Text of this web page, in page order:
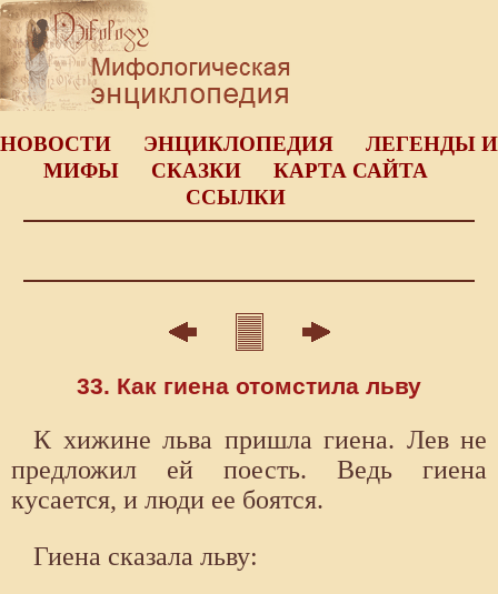
НОВОСТИ ЭНЦИКЛОПЕДИЯ
ЛЕГЕНДЫ И
МИФЫ
СКАЗКИ
КАРТА САЙТА
ССЫЛКИ
33. Как гиена отомстила льву
К хижине льва пришла гиена. Лев не
предложил ей поесть. Ведь гиена
кусается, и люди ее боятся.
Гиена сказала льву: